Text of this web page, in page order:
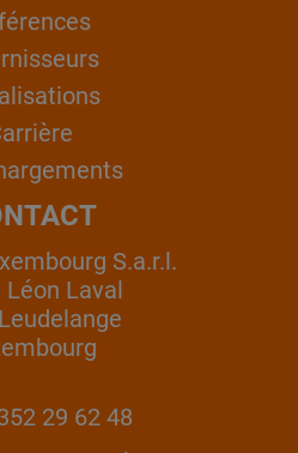
S.a.r.l.
Léon Laval
29 62 48